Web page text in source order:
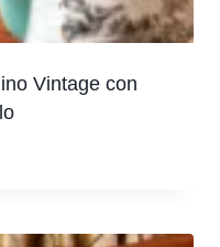
Vintage con